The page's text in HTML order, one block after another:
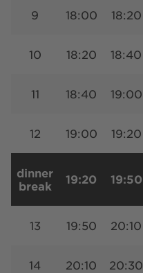
9 18:00 18:20
10 18:20 18:40
11 18:40 19:00
12 19:00 19:20
dinner
break
19:20 19:50
13 19:50 20:10
14 20:10 20:30